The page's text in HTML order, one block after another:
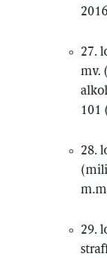
27.
mv.
101
28.
29.